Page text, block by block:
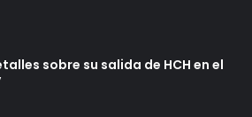
sobre su salida de HCH en el